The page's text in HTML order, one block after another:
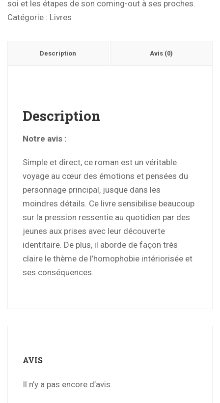
soi et les étapes de son coming-out à ses proches.
Catégorie : Livres
Description Avis (0)
Description
Notre avis :
Simple et direct, ce roman est un véritable
voyage au cœur des émotions et pensées du
personnage principal, jusque dans les
moindres détails. Ce livre sensibilise beaucoup
sur la pression ressentie au quotidien par des
jeunes aux prises avec leur découverte
identitaire. De plus, il aborde de façon très
claire le thème de l’homophobie intériorisée et
ses conséquences.
AVIS
Il n’y a pas encore d’avis.